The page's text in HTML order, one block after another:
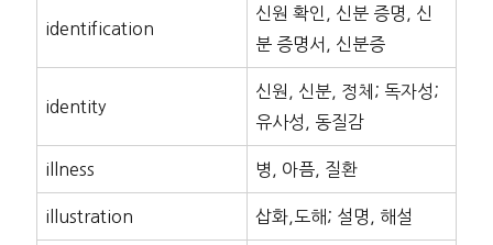
identification
신원 확인, 신분 증명, 신
분 증명서, 신분증
identity
신원, 신분, 정체; 독자성;
유사성, 동질감
illness 병, 아픔, 질환
illustration 삽화,도해; 설명, 해설